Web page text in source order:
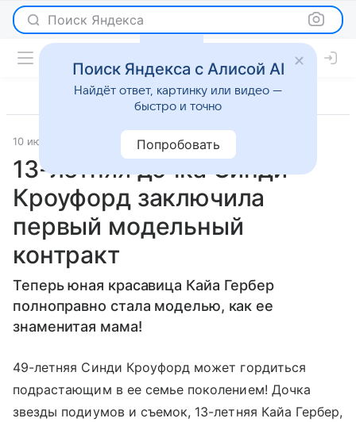
Поиск Яндекса
10 июля 2015 Светская жизнь
13-летняя дочка Синди
Кроуфорд заключила
первый модельный
контракт
Теперь юная красавица Кайа Гербер
полноправно стала моделью, как ее
знаменитая мама!
49-летняя Синди Кроуфорд может гордиться
подрастающим в ее семье поколением! Дочка
звезды подиумов и съемок, 13-летняя Кайа Гербер,
Поиск Яндекса с Алисой AI
Найдёт ответ, картинку или видео —
быстро и точно
Попробовать